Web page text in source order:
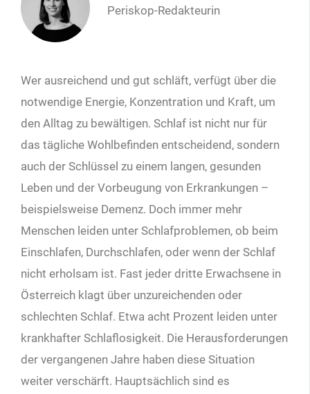
Periskop-Redakteurin
Wer ausreichend und gut schläft, verfügt über die
notwendige Energie, Konzentration und Kraft, um
den Alltag zu bewältigen. Schlaf ist nicht nur für
das tägliche Wohlbefinden entscheidend, sondern
auch der Schlüssel zu einem langen, gesunden
Leben und der Vorbeugung von Erkrankungen –
beispielsweise Demenz. Doch immer mehr
Menschen leiden unter Schlafproblemen, ob beim
Einschlafen, Durchschlafen, oder wenn der Schlaf
nicht erholsam ist. Fast jeder dritte Erwachsene in
Österreich klagt über unzureichenden oder
schlechten Schlaf. Etwa acht Prozent leiden unter
krankhafter Schlaflosigkeit. Die Herausforderungen
der vergangenen Jahre haben diese Situation
weiter verschärft. Hauptsächlich sind es